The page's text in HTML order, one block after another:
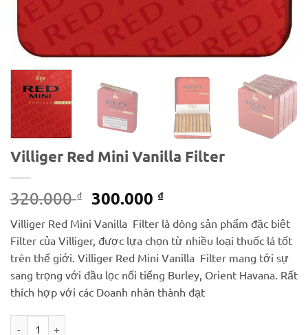
Villiger Red Mini Vanilla Filter
320.000₫ Giá
gốc
là:
320.000 ₫.
300.000 ₫Giá
hiện
tại
là:
300.000 ₫.
Villiger Red Mini Vanilla Filter là dòng sản phẩm đặc biệt
Filter của Villiger, được lựa chọn từ nhiều loại thuốc lá tốt
trên thế giới. Villiger Red Mini Vanilla Filter mang tới sự
sang trọng với đầu lọc nổi tiếng Burley, Orient Havana. Rất
thích hợp với các Doanh nhân thành đạt